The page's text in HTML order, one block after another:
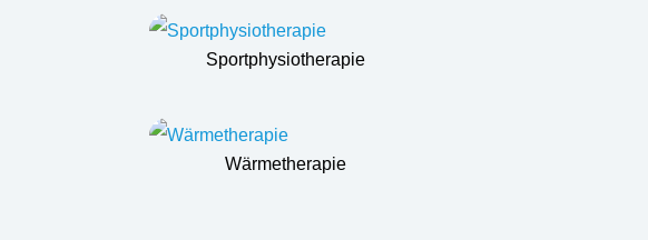
Sportphysiotherapie
Wärmetherapie